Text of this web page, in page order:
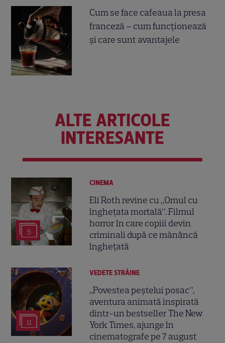
Cum se face cafeaua la presa
franceză – cum funcționează
și care sunt avantajele
ALTE ARTICOLE
INTERESANTE
5
CINEMA
Eli Roth revine cu „Omul cu
înghețata mortală”. Filmul
horror în care copiii devin
criminali după ce mănâncă
înghețată
11
VEDETE STRĂINE
„Povestea peștelui posac”,
aventura animată inspirată
dintr-un bestseller The New
York Times, ajunge în
cinematografe pe 7 august